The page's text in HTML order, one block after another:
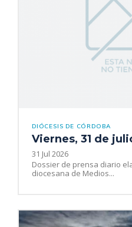
DIÓCESIS DE CÓRDOBA
Viernes, 31 de
31 Jul 2026
Dossier de prensa diario
diocesana de Medios...